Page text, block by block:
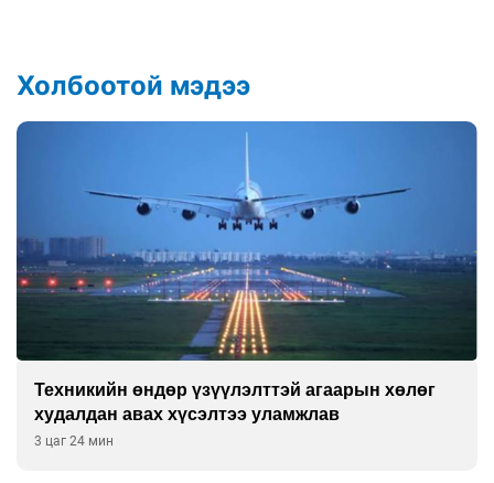
Холбоотой мэдээ
Техникийн өндөр үзүүлэлттэй агаарын хөлөг
худалдан авах хүсэлтээ уламжлав
3 цаг 24 мин